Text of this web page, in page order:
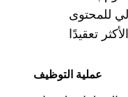
للمحتوى
عملية التوظيف